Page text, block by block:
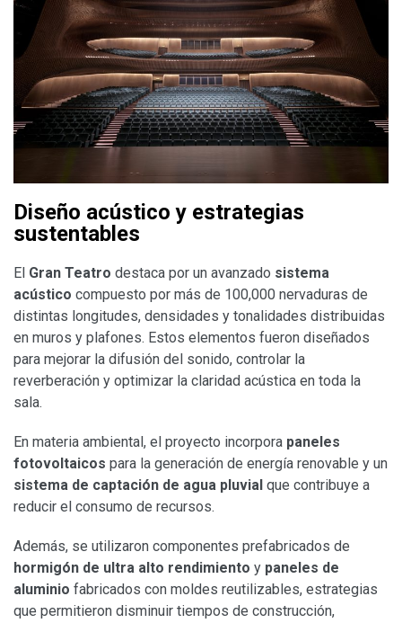
Diseño acústico y estrategias
sustentables
El Gran Teatro destaca por un avanzado sistema
acústico compuesto por más de 100,000 nervaduras de
distintas longitudes, densidades y tonalidades distribuidas
en muros y plafones. Estos elementos fueron diseñados
para mejorar la difusión del sonido, controlar la
reverberación y optimizar la claridad acústica en toda la
sala.
En materia ambiental, el proyecto incorpora paneles
fotovoltaicos para la generación de energía renovable y un
sistema de captación de agua pluvial que contribuye a
reducir el consumo de recursos.
Además, se utilizaron componentes prefabricados de
hormigón de ultra alto rendimiento y paneles de
aluminio fabricados con moldes reutilizables, estrategias
que permitieron disminuir tiempos de construcción,